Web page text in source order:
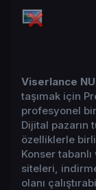
Viserlance
taşımak için
profesyonel
Dijital pazarın
özelliklerle
Konser
siteleri,
olanı